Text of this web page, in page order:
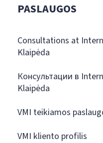
PASLAUGOS
Consultations at
Klaipėda
Консультации в
Klaipėda
VMI teikiamos
VMI kliento profilis